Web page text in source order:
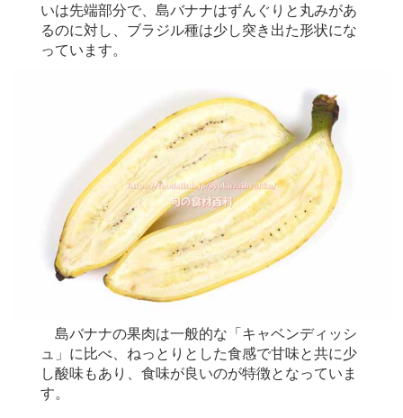
いは先端部分で、島バナナはずんぐりと丸みがあ
るのに対し、ブラジル種は少し突き出た形状にな
っています。
島バナナの果肉は一般的な「キャベンディッシ
ュ」に比べ、ねっとりとした食感で甘味と共に少
し酸味もあり、食味が良いのが特徴となっていま
す。